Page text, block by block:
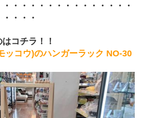
・・・・・・・・・・・・・・・
・・・
コチラ！！
ッコウ)のハンガーラック NO-30